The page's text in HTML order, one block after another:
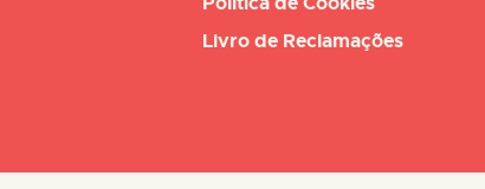
Livro de Reclamações